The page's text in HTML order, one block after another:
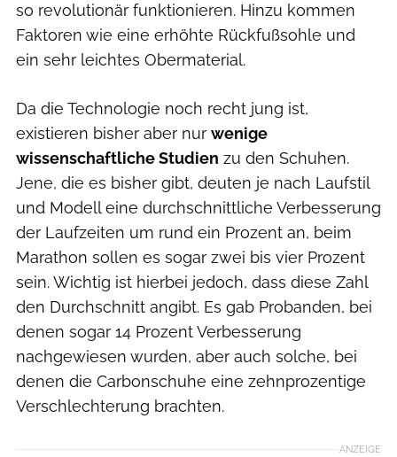
so revolutionär funktionieren. Hinzu kommen
Faktoren wie eine erhöhte Rückfußsohle und
ein sehr leichtes Obermaterial.
Da die Technologie noch recht jung ist,
existieren bisher aber nur wenige
wissenschaftliche Studien zu den Schuhen.
Jene, die es bisher gibt, deuten je nach Laufstil
und Modell eine durchschnittliche Verbesserung
der Laufzeiten um rund ein Prozent an, beim
Marathon sollen es sogar zwei bis vier Prozent
sein. Wichtig ist hierbei jedoch, dass diese Zahl
den Durchschnitt angibt. Es gab Probanden, bei
denen sogar 14 Prozent Verbesserung
nachgewiesen wurden, aber auch solche, bei
denen die Carbonschuhe eine zehnprozentige
Verschlechterung brachten.
ANZEIGE